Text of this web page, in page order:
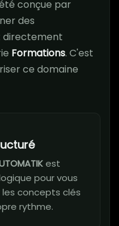
conçue par
des
directement
Formations. C'est
ce domaine
est
pour vous
concepts clés
rythme.